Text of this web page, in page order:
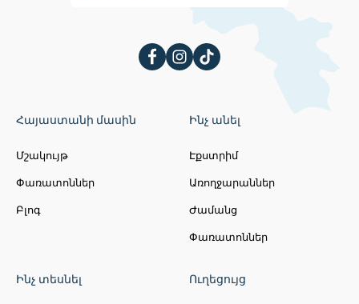
Հայաստանի մասին
Մշակույթ
Փառատոններ
Բլոգ
Ինչ անել
Էքստրիմ
Առողջարաններ
Ժամանց
Փառատոններ
Ինչ տեսնել Ուղեցույց